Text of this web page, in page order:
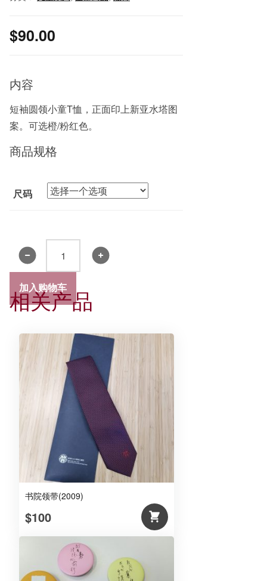
$90.00
内容
短袖圆领小童T恤，正面印上新亚水塔图
案。可选橙/粉红色。
商品规格
尺码
汗
衫
(粉
红)
加入购物车
相关产品
书院领带(2009)
$100